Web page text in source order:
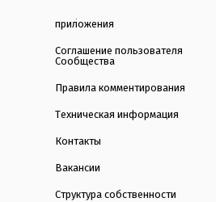
приложения
Соглашение пользователя
Сообщества
Правила комментирования
Техническая информация
Контакты
Вакансии
Структура собственности